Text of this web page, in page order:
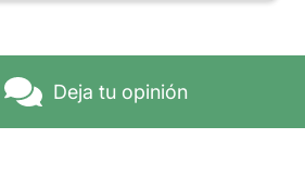
Deja tu opinión